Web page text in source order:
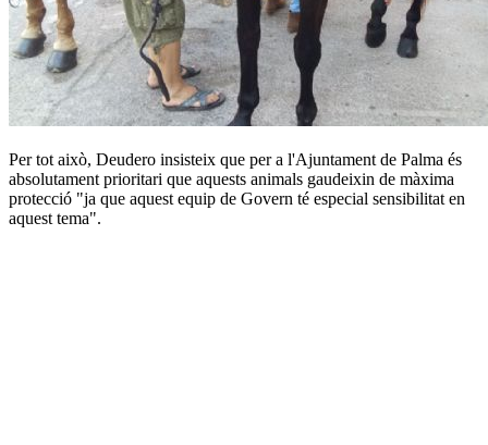
Per tot això, Deudero insisteix que per a l'Ajuntament de Palma és
absolutament prioritari que aquests animals gaudeixin de màxima
protecció "ja que aquest equip de Govern té especial sensibilitat en
aquest tema".